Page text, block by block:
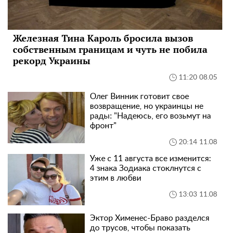
Железная Тина Кароль бросила вызов
собственным границам и чуть не побила
рекорд Украины
11:20 08.05
Олег Винник готовит свое
возвращение, но украинцы не
рады: "Надеюсь, его возьмут на
фронт"
20:14 11.08
Уже с 11 августа все изменится:
4 знака Зодиака стоклнутся с
этим в любви
13:03 11.08
Эктор Хименес-Браво разделся
до трусов, чтобы показать